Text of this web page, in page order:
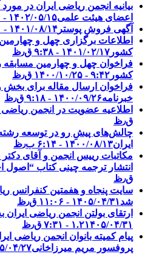
بیانیه انجمن ریاضی ایران در مورد
اعضای هیئت علمی۱۴۰۲/۰۵/۱۵ - ۱۲:۱۶ ب٫ظ
آگهی فروش پوستر ۱۴۰۱/۰۸/۱۴ - ۷:۱۱ ق٫ظ
اطلاعات برگزاری چهل و
کشور ۱۴۰۱/۰۲/۱۷ - ۹:۳۸ ق٫ظ
فراخوان چهل و چهارمین مسابقه
کشور‎‎ ۱۴۰۰/۱۰/۲۵ - ۹:۴۲ ق٫ظ
فراخوان ارسال مقاله برای بخش
خبرنامه۱۴۰۰/۰۹/۲۶ - ۹:۱۸ ق٫ظ
اطلاعیه عضویت در انجمن ریاضی
ق٫ظ
چالش‌های پیشِ رو در توسعه
ایران۱۴۰۰/۰۸/۱۳ - ۶:۱۴ ب٫ظ
مکاتبات رییس انجمن و آقای
انتشار ترجمه چینی کتاب “اصول
ق٫ظ
سایت پنجاه و هفمتین کنفرانس
شد۱۴۰۵/۰۴/۳۱ - ۱۱:۰۶ ق٫ظ
۱.۲۱۴۰۵/۰۴/۳۱ - ۷:۳۱ ق٫ظ
پیام کمیته بانوان انجمن ریاضی
پروفسور مریم میرزاخانی۱۴۰۵/۰۴/۲۷ -